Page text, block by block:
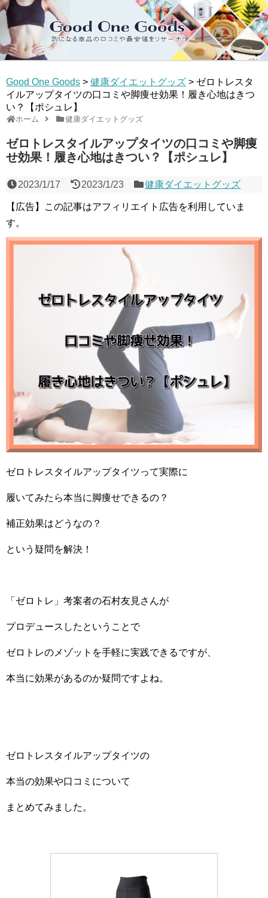
Good One Goods > 健康ダイエットグッズ > ゼロトレスタ
イルアップタイツの口コミや脚痩せ効果！履き心地はきつ
い？【ポシュレ】
ホーム 健康ダイエットグッズ
ゼロトレスタイルアップタイツの口コミや脚痩
せ効果！履き心地はきつい？【ポシュレ】
2023/1/17 2023/1/23 健康ダイエットグッズ
【広告】この記事はアフィリエイト広告を利用していま
す。
ゼロトレスタイルアップタイツって実際に
履いてみたら本当に脚痩せできるの？
補正効果はどうなの？
という疑問を解決！
「ゼロトレ」考案者の石村友見さんが
プロデュースしたということで
ゼロトレのメゾットを手軽に実践できるですが、
本当に効果があるのか疑問ですよね。
ゼロトレスタイルアップタイツの
本当の効果や口コミについて
まとめてみました。